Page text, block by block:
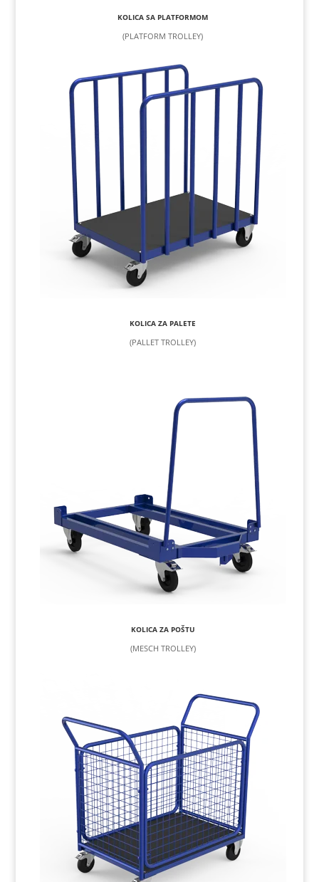
KOLICA SA PLATFORMOM
(PLATFORM TROLLEY)
KOLICA ZA PALETE
(PALLET TROLLEY)
KOLICA ZA POŠTU
(MESCH TROLLEY)